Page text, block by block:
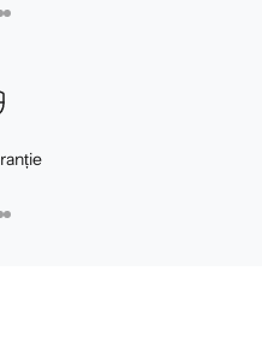
la articolul 1
la articolul 2
la articolul 3
la articolul 4
Mergi la articolul 5
la articolul 1
la articolul 2
la articolul 3
la articolul 4
Mergi la articolul 5